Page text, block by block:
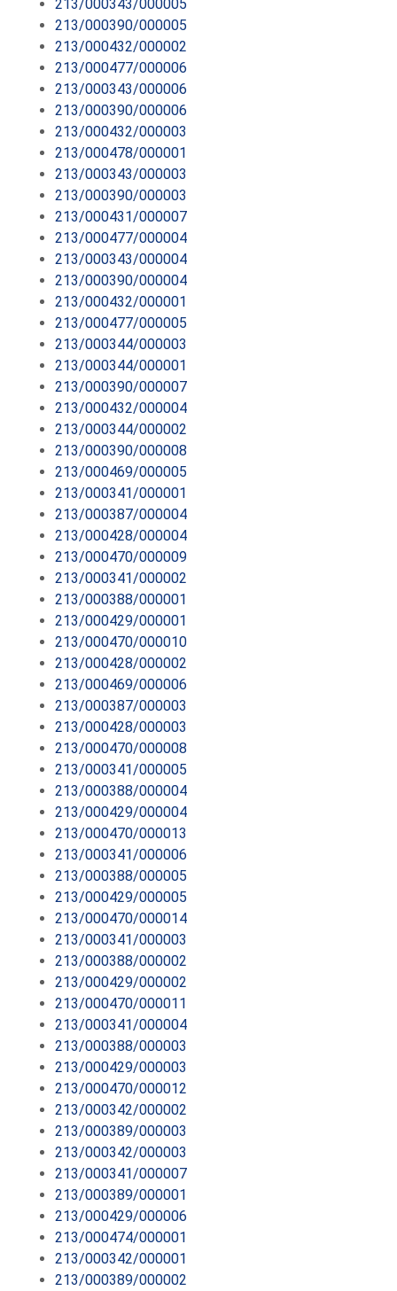
213/000343/000005
213/000390/000005
213/000432/000002
213/000477/000006
213/000343/000006
213/000390/000006
213/000432/000003
213/000478/000001
213/000343/000003
213/000390/000003
213/000431/000007
213/000477/000004
213/000343/000004
213/000390/000004
213/000432/000001
213/000477/000005
213/000344/000003
213/000344/000001
213/000390/000007
213/000432/000004
213/000344/000002
213/000390/000008
213/000469/000005
213/000341/000001
213/000387/000004
213/000428/000004
213/000470/000009
213/000341/000002
213/000388/000001
213/000429/000001
213/000470/000010
213/000428/000002
213/000469/000006
213/000387/000003
213/000428/000003
213/000470/000008
213/000341/000005
213/000388/000004
213/000429/000004
213/000470/000013
213/000341/000006
213/000388/000005
213/000429/000005
213/000470/000014
213/000341/000003
213/000388/000002
213/000429/000002
213/000470/000011
213/000341/000004
213/000388/000003
213/000429/000003
213/000470/000012
213/000342/000002
213/000389/000003
213/000342/000003
213/000341/000007
213/000389/000001
213/000429/000006
213/000474/000001
213/000342/000001
213/000389/000002